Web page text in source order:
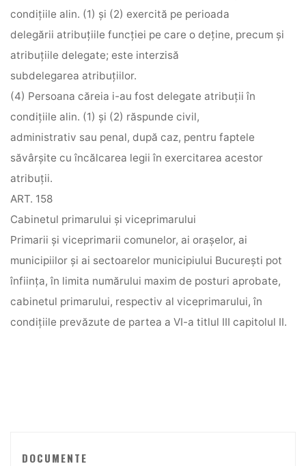
condiţiile alin. (1) şi (2) exercită pe perioada
delegării atribuţiile funcţiei pe care o deţine, precum şi
atribuţiile delegate; este interzisă
subdelegarea atribuţiilor.
(4) Persoana căreia i-au fost delegate atribuţii în
condiţiile alin. (1) şi (2) răspunde civil,
administrativ sau penal, după caz, pentru faptele
săvârşite cu încălcarea legii în exercitarea acestor
atribuţii.
ART. 158
Cabinetul primarului şi viceprimarului
Primarii şi viceprimarii comunelor, ai oraşelor, ai
municipiilor şi ai sectoarelor municipiului Bucureşti pot
înfiinţa, în limita numărului maxim de posturi aprobate,
cabinetul primarului, respectiv al viceprimarului, în
condiţiile prevăzute de partea a VI-a titlul III capitolul II.
DOCUMENTE